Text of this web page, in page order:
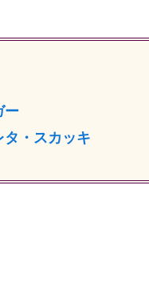
ー
タ・スカッキ